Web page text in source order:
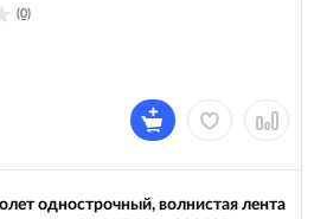
(0)
однострочный, волнистая лента